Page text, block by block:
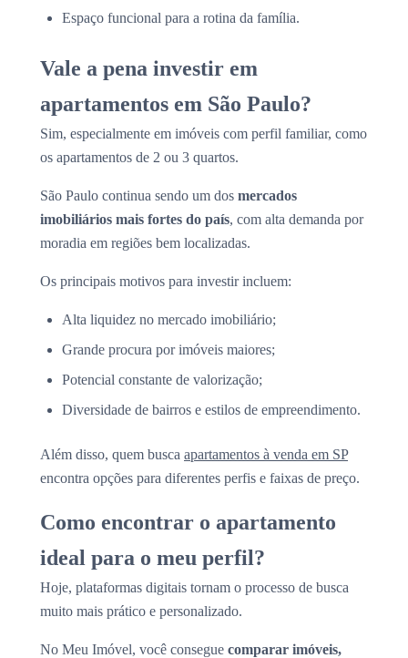
Espaço funcional para a rotina da família.
Vale a pena investir em
apartamentos em São Paulo?
Sim, especialmente em imóveis com perfil familiar, como
os apartamentos de 2 ou 3 quartos.
São Paulo continua sendo um dos mercados
imobiliários mais fortes do país, com alta demanda por
moradia em regiões bem localizadas.
Os principais motivos para investir incluem:
Alta liquidez no mercado imobiliário;
Grande procura por imóveis maiores;
Potencial constante de valorização;
Diversidade de bairros e estilos de empreendimento.
Além disso, quem busca apartamentos à venda em SP
encontra opções para diferentes perfis e faixas de preço.
Como encontrar o apartamento
ideal para o meu perfil?
Hoje, plataformas digitais tornam o processo de busca
muito mais prático e personalizado.
No Meu Imóvel, você consegue comparar imóveis,